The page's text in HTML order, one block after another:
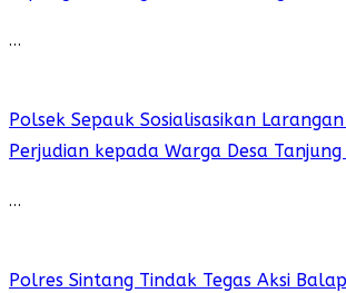
…
Polsek Sepauk Sosialisasikan
Perjudian kepada Warga Desa Tanjung
…
Polres Sintang Tindak Tegas Aksi